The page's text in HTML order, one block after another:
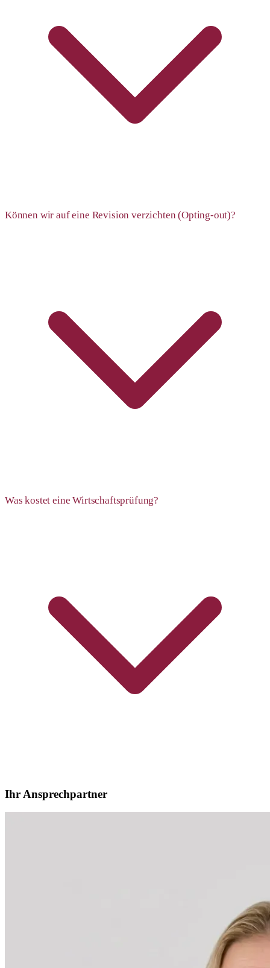
Können wir auf eine Revision verzichten (Opting-out)?
Was kostet eine Wirtschaftsprüfung?
Ihr Ansprechpartner